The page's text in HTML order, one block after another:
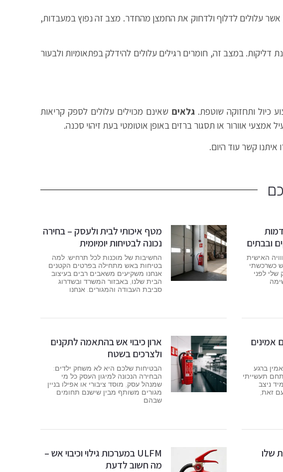
אשר עלולים לדלוף ולדחוק את החמצן מהחדר. מצב זה נפוץ במעבדות,
למסוכנת מאוד מבחינת דליקות. במצב זה, חומרים רגילים עלולים להידלק בפתאומיות ולבעור
כיול ותחזוקה שוטפת.גלאים שאינם מכוילים עלולים לספק קריאות
אוורור או תסגור ברזים באופן אוטומטי בעת זיהוי סכנה.
קשר עוד היום.
ובבתים
האישית
כשרכשתי
לפני
מטף איכותי לבית ולעסק – בחירה
נכונה לבטיחות יומיומית
החשיבות של מוכנות לכל תרחיש: למה
בטיחות באש מתחילה בפרטים הקטנים
אנחנו משקיעים משאבים רבים בעיצוב
הבית שלנו, באבזור המשרד ובשדרוג
סביבת העבודה והמגורים. אנחנו
אמינים
ברגע
תעשייתי
ניצב
זאת,
ארון כיבוי אש בהתאמה לתקנים
ולצרכים בשטח
הבטיחות שלכם היא לא משחק ילדים:
הבחירה הנכונה למיגון העסק כל מי
שמנהל עסק, מוסד ציבורי או אפילו בניין
מגורים משותף מבין שישנם תחומים
שבהם
שלו
ULFM במערכות גילוי וכיבוי אש –
מה חשוב לדעת